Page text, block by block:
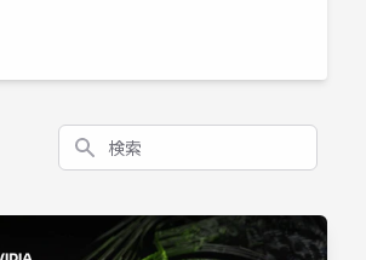
検索